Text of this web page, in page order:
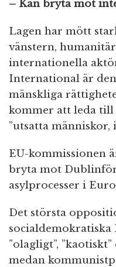
– Kan bryta mot
Lagen har mött
vänstern,
internationella
International är
mänskliga
kommer att leda till
”utsatta människor,
EU-kommissionen
bryta mot
asylprocesser i
Det största
socialdemokratiska
”olagligt”,
medan